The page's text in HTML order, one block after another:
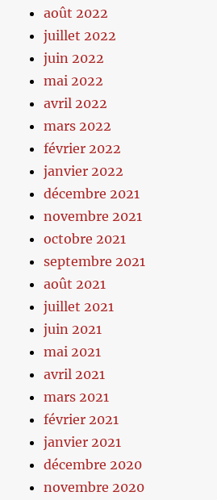
août 2022
juillet 2022
juin 2022
mai 2022
avril 2022
mars 2022
février 2022
janvier 2022
décembre 2021
novembre 2021
octobre 2021
septembre 2021
août 2021
juillet 2021
juin 2021
mai 2021
avril 2021
mars 2021
février 2021
janvier 2021
décembre 2020
novembre 2020